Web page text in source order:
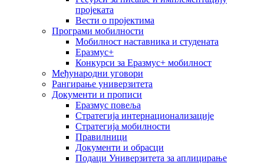
пројеката
Вести о пројектима
Програми мобилности
Мобилност наставника и студената
Еразмус+
Конкурси за Еразмус+ мобилност
Међународни уговори
Рангирање универзитета
Документи и прописи
Еразмус повеља
Стратегија интернационализације
Стратегија мобилности
Правилници
Документи и обрасци
Подаци Универзитета за аплицирање